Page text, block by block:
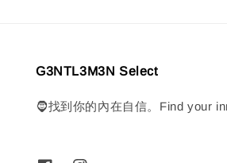
G3NTL3M3N Select
🧔找到你的內在自信。Find your